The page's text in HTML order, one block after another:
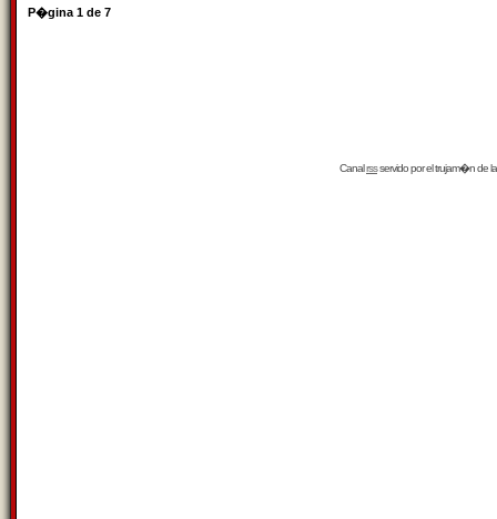
P�gina 1 de 7
Canalrssservido por eltrujam�nde